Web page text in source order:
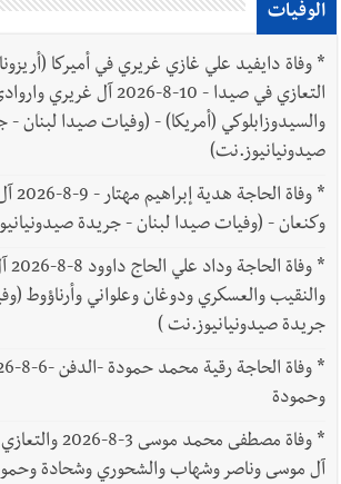
الوفيات
*
التعازي في صيدا - 10-8-2026 آل
والسيدوزابلوكي (أمريكا) - (وفيات صيدا لبنان -
صيدونيانيوز.نت)
*
وكنعان - (وفيات صيدا لبنان - جريدة
*
والنقيب والعسكري ودوغان وعلواني وأرناؤوط
جريدة صيدونيانيوز.نت )
*
وحمودة
*
آل موسى وناصر وشهاب والشحوري وشحادة